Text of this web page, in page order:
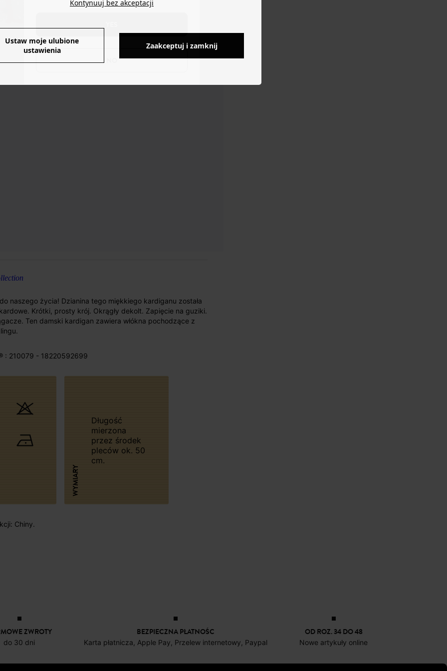
naszego życia! Dzianina tego miękkiego kardiganu została
Krótki, prosty krój. Okrągły dekolt. Zapięcie na guziki.
Ten damski kardigan zawiera włókna pochodzące z
: 210079 - 18220592699
WYMIARY
Długość
mierzona
przez środek
pleców ok. 50
cm.
Chiny.
ZWROTY
do 30 dni
BEZPIECZNA PŁATNOŚC
Karta płatnicza, Apple Pay, Przelew internetowy, Paypal
OD ROZ. 34 DO 48
Nowe artykuły online
Kontynuuj bez akceptacji
Ustaw moje ulubione
ustawienia
Zaakceptuj i zamknij